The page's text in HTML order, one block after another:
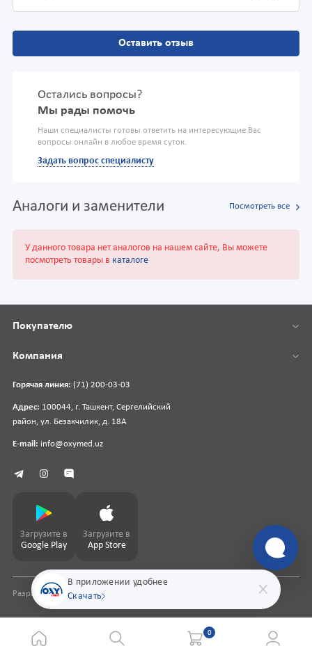
Оставить отзыв
Остались вопросы?
Мы рады помочь
Наши специалисты готовы ответить на интересующие Вас
вопросы онлайн в любое время суток.
Задать вопрос специалисту
Аналоги и заменители Посмотреть все
У данного товара нет аналогов на нашем сайте, Вы можете
посмотреть товары в каталоге
В приложении удобнее
Скачать
Горячая линия: (71) 200-03-03
Адрес: 100044, г. Ташкент, Сергелийский
район, ул. Безакчилик, д. 18А
E-mail: info@oxymed.uz
Покупателю
Компания
Загрузите в
Google Play
Загрузите в
App Store
Разработка сайтаpharmit.uz
0